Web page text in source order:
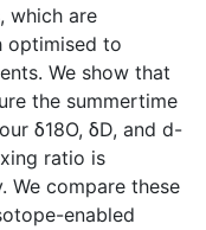
which are
optimised to
We show that
the summertime
δ18O, δD, and d-
ratio is
We compare these
enabled